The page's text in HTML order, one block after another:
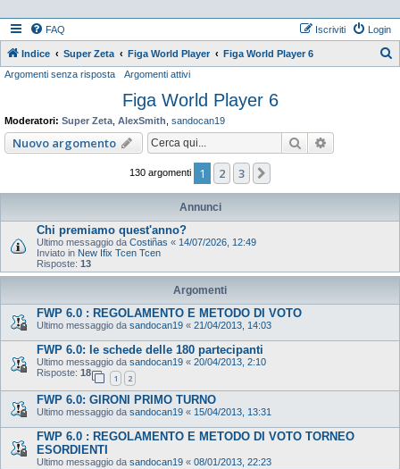
FAQ Login
Iscriviti
Indice Super Zeta Figa World Player Figa World Player 6
Argomenti senza risposta Argomenti attivi
Figa World Player 6
Moderatori: Super Zeta AlexSmith sandocan19
Nuovo argomento Cerca
130 argomenti 1 2 3
Annunci
Chi premiamo quest'anno?
Ultimo messaggio da Costiñas « 14/07/2026, 12:49
Inviato in New Ifix Tcen Tcen
Risposte: 13
Argomenti
FWP 6.0 : REGOLAMENTO E METODO DI VOTO
Ultimo messaggio da sandocan19 « 21/04/2013, 14:03
FWP 6.0: le schede delle 180 partecipanti
Ultimo messaggio da sandocan19 « 20/04/2013, 2:10
Risposte: 18
1 2
FWP 6.0: GIRONI PRIMO TURNO
Ultimo messaggio da sandocan19 « 15/04/2013, 13:31
FWP 6.0 : REGOLAMENTO E METODO DI VOTO TORNEO
ESORDIENTI
Ultimo messaggio da sandocan19 « 08/01/2013, 22:23